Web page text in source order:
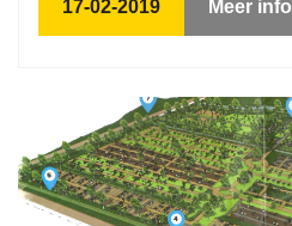
17-02-2019 Meer info